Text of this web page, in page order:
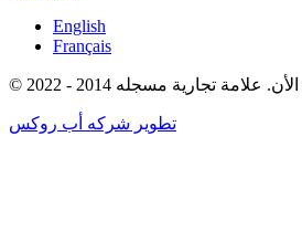
English
Français
تطوير شركه أب روكس